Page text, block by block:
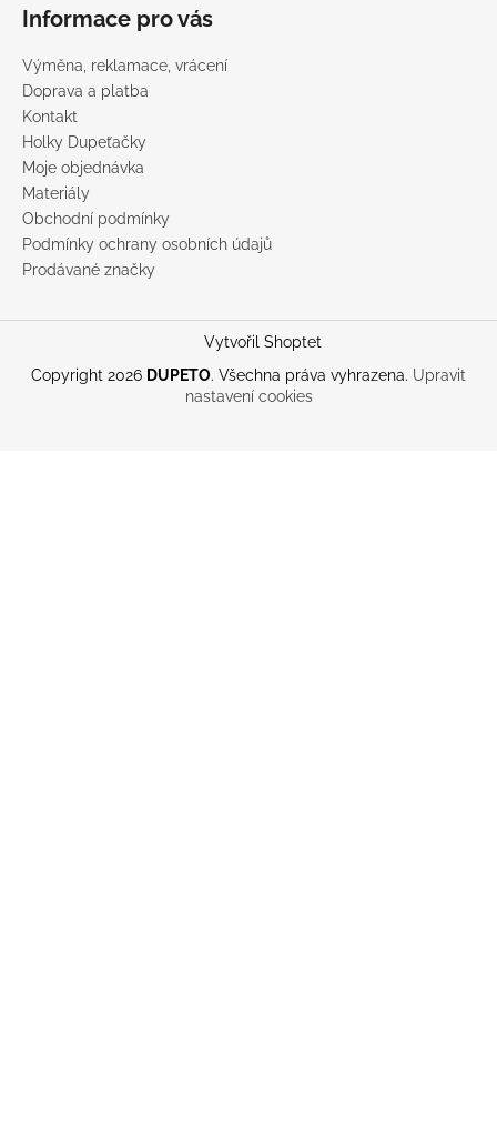
Informace pro vás
Výměna, reklamace, vrácení
Doprava a platba
Kontakt
Holky Dupeťačky
Moje objednávka
Materiály
Obchodní podmínky
Podmínky ochrany osobních údajů
Prodávané značky
Vytvořil Shoptet
Copyright 2026 DUPETO. Všechna práva vyhrazena. Upravit
nastavení cookies